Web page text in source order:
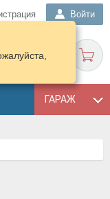
Войти
ГАРАЖ